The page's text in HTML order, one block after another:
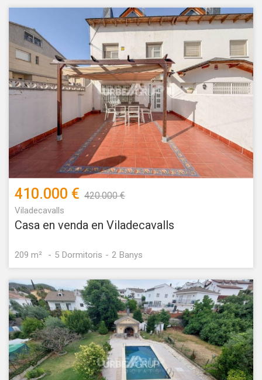
410.000 € 420.000 €
Viladecavalls
Casa en venda en Viladecavalls
209 m² 5 Dormitoris 2 Banys